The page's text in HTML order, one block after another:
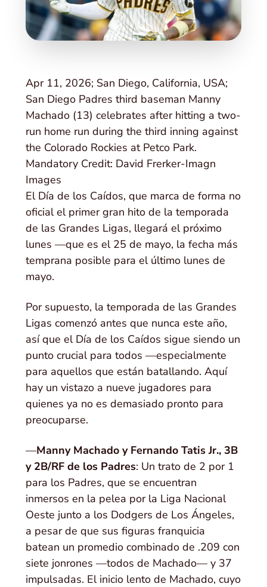
Apr 11, 2026; San Diego, California, USA;
San Diego Padres third baseman Manny
Machado (13) celebrates after hitting a two-
run home run during the third inning against
the Colorado Rockies at Petco Park.
Mandatory Credit: David Frerker-Imagn
Images
El Día de los Caídos, que marca de forma no
oficial el primer gran hito de la temporada
de las Grandes Ligas, llegará el próximo
lunes —que es el 25 de mayo, la fecha más
temprana posible para el último lunes de
mayo.
Por supuesto, la temporada de las Grandes
Ligas comenzó antes que nunca este año,
así que el Día de los Caídos sigue siendo un
punto crucial para todos —especialmente
para aquellos que están batallando. Aquí
hay un vistazo a nueve jugadores para
quienes ya no es demasiado pronto para
preocuparse.
—Manny Machado y Fernando Tatis Jr., 3B
y 2B/RF de los Padres: Un trato de 2 por 1
para los Padres, que se encuentran
inmersos en la pelea por la Liga Nacional
Oeste junto a los Dodgers de Los Ángeles,
a pesar de que sus figuras franquicia
batean un promedio combinado de .209 con
siete jonrones —todos de Machado— y 37
impulsadas. El inicio lento de Machado, cuyo